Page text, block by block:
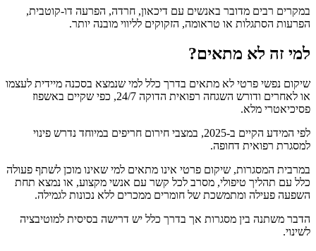
במקרים רבים מדובר באנשים עם דיכאון, חרדה, הפרעה דו-קוטבית,
הפרעות הסתגלות או טראומה, הזקוקים לליווי מובנה יותר.
למי זה לא מתאים?
שיקום נפשי פרטי לא מתאים בדרך כלל למי שנמצא בסכנה מיידית לעצמו
או לאחרים ודורש השגחה רפואית הדוקה 24/7, כפי שקיים באשפוז
פסיכיאטרי מלא.
לפי המידע הקיים ב-2025, במצבי חירום חריפים במיוחד נדרש פינוי
למסגרת רפואית דחופה.
במרבית המסגרות, שיקום פרטי אינו מתאים למי שאינו מוכן לשתף פעולה
כלל עם תהליך טיפולי, מסרב לכל קשר עם אנשי מקצוע, או נמצא תחת
השפעה פעילה ומתמשכת של חומרים ממכרים ללא נכונות לגמילה.
הדבר משתנה בין מסגרות אך בדרך כלל יש דרישה בסיסית למוטיבציה
לשינוי.